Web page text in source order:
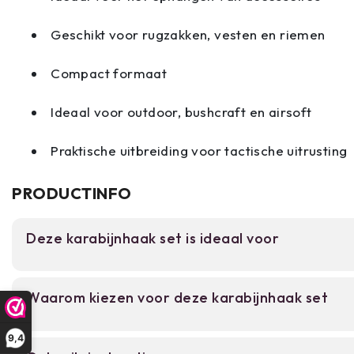
9,4
Geschikt voor rugzakken, vesten en riemen
Compact formaat
Ideaal voor outdoor, bushcraft en airsoft
Praktische uitbreiding voor tactische uitrusting
PRODUCTINFO
Deze karabijnhaak set is ideaal voor
uitrusting willen uitbreiden. Deze 2-set
Waarom kiezen voor deze karabijnhaak set
Set van 2 stuks MOLLE-compatibele